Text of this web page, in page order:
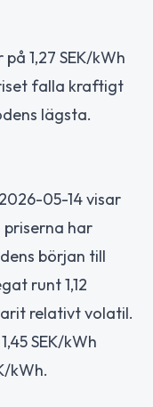
1,27 SEK/kWh
falla kraftigt
lägsta.
05-14 visar
har
början till
runt 1,12
relativt volatil.
SEK/kWh
kWh.